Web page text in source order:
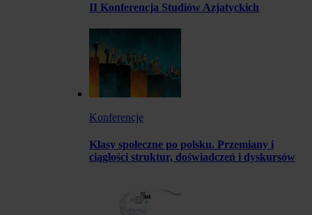
II Konferencja Studiów Azjatyckich
Konferencje
Klasy społeczne po polsku. Przemiany i
ciągłości struktur, doświadczeń i dyskursów